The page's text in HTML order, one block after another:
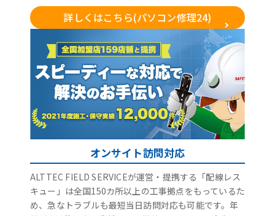
詳しくはこちら(パソコン修理24)
オンサイト訪問対応
ALTTEC FIELD SERVICEが運営・提携する「配線レス
キュー」は全国150カ所以上の工事拠点をもっているた
め、急なトラブルも最短当日訪問対応も可能です。年